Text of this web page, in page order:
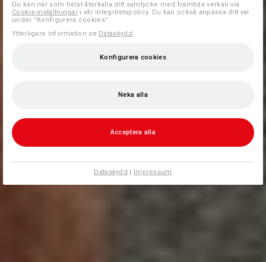
Du kan när som helst återkalla ditt samtycke med framtida verkan via
Cookie-inställningar i vår integritetspolicy. Du kan också anpassa ditt val
under ”Konfigurera cookies”.
Ytterligare information se Dataskydd.
Konfigurera cookies
Neka alla
Acceptera alla
Dataskydd | Impressum